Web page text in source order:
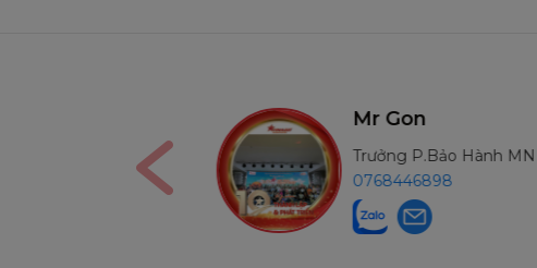
Mr Gon
Trưởng P.Bảo Hành MN
0768446898